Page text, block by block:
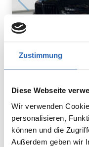
Zustimmung
Diese Webseite
Wir verwenden
personalisieren,
können und die
Außerdem geben wir
Diesel
5 Sitze
8 Gänge